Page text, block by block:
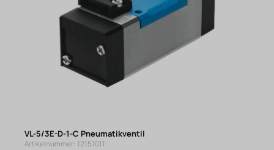
VL-5/3E-D-1-C Pneumatikventil
Artikelnummer: 12151011